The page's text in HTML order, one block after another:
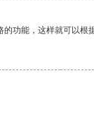
功能，这样就可以根